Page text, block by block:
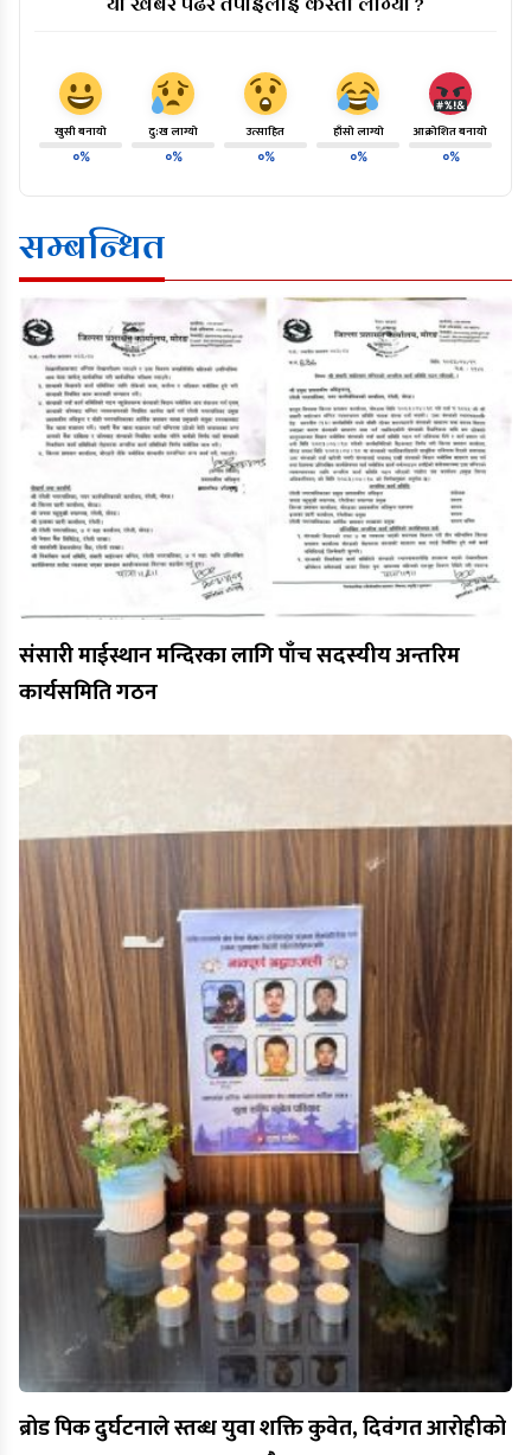
खुसी बनायो
०%
दु:ख लाग्यो
०%
उत्साहित
०%
हाँसो लाग्यो
०%
आक्रोशित बनायो
०%
सम्बन्धित
संसारी माईस्थान मन्दिरका लागि पाँच सदस्यीय अन्तरिम
कार्यसमिति गठन
ब्रोड पिक दुर्घटनाले स्तब्ध युवा शक्ति कुवेत, दिवंगत आरोहीको